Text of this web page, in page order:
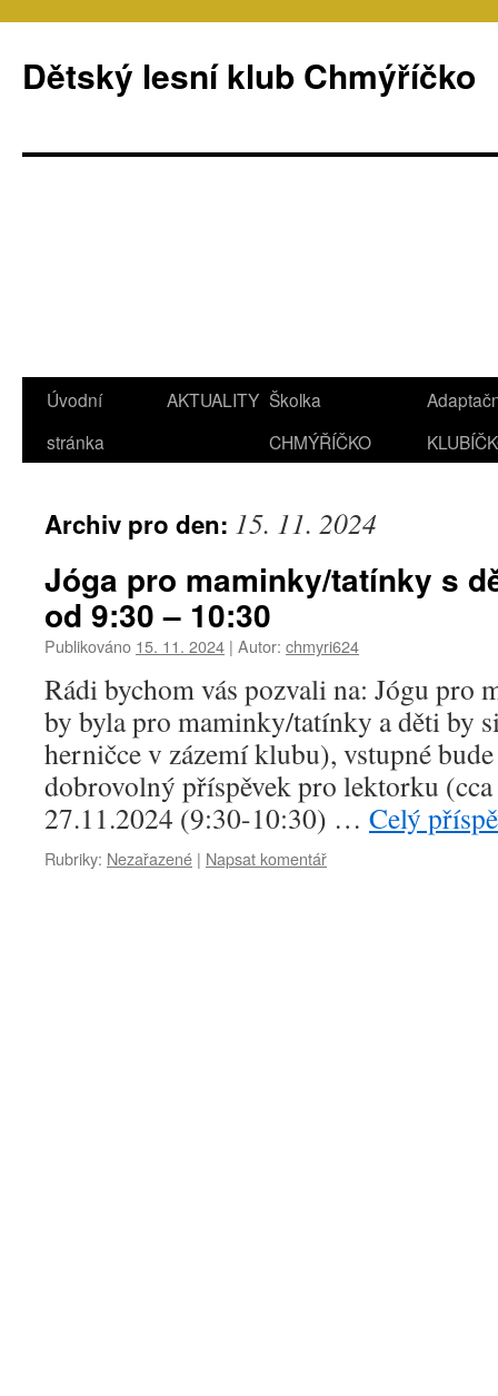
obsahu
webu
Dětský lesní klub Chmýříčko
Úvodní
stránka
AKTUALITY Školka
CHMÝŘÍČKO
Archiv pro den: 15. 11. 2024
Jóga pro maminky/tatínky s
od 9:30 – 10:30
Publikováno 15. 11. 2024 | Autor: chmyri624
Rádi bychom vás pozvali na: Jógu pro
by byla pro maminky/tatínky a děti by
herničce v zázemí klubu), vstupné
dobrovolný příspěvek pro lektorku
27.11.2024 (9:30-10:30) … Celý
Rubriky: Nezařazené | Napsat komentář